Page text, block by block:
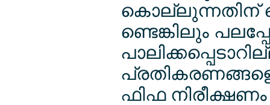
കൊല്ലുന്നതിന്
ണ്ടെങ്കിലും
ഫിഫ